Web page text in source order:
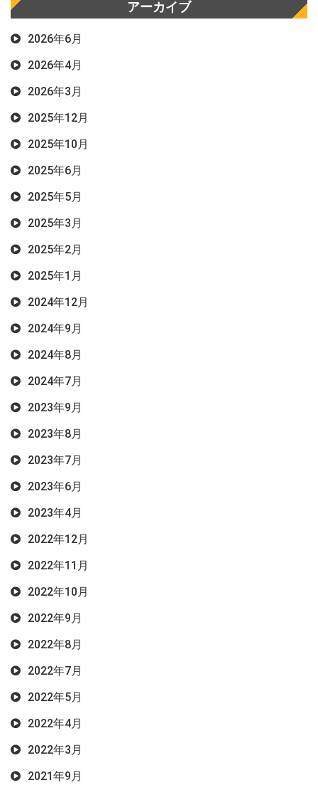
アーカイブ
2026年6月
2026年4月
2026年3月
2025年12月
2025年10月
2025年6月
2025年5月
2025年3月
2025年2月
2025年1月
2024年12月
2024年9月
2024年8月
2024年7月
2023年9月
2023年8月
2023年7月
2023年6月
2023年4月
2022年12月
2022年11月
2022年10月
2022年9月
2022年8月
2022年7月
2022年5月
2022年4月
2022年3月
2021年9月